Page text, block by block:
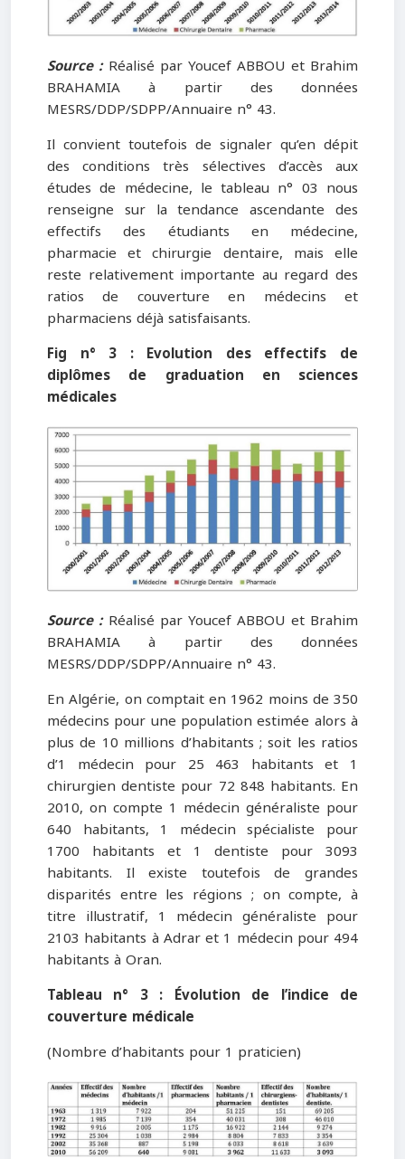
Source : Réalisé par Youcef ABBOU et Brahim
BRAHAMIA à partir des données
MESRS/DDP/SDPP/Annuaire n° 43.
Il convient toutefois de signaler qu’en dépit
des conditions très sélectives d’accès aux
études de médecine, le tableau n° 03 nous
renseigne sur la tendance ascendante des
effectifs des étudiants en médecine,
pharmacie et chirurgie dentaire, mais elle
reste relativement importante au regard des
ratios de couverture en médecins et
pharmaciens déjà satisfaisants.
Fig n° 3 : Evolution des effectifs de
diplômes de graduation en sciences
médicales
Source : Réalisé par Youcef ABBOU et Brahim
BRAHAMIA à partir des données
MESRS/DDP/SDPP/Annuaire n° 43.
En Algérie, on comptait en 1962 moins de 350
médecins pour une population estimée alors à
plus de 10 millions d’habitants ; soit les ratios
d’1 médecin pour 25 463 habitants et 1
chirurgien dentiste pour 72 848 habitants. En
2010, on compte 1 médecin généraliste pour
640 habitants, 1 médecin spécialiste pour
1700 habitants et 1 dentiste pour 3093
habitants. Il existe toutefois de grandes
disparités entre les régions ; on compte, à
titre illustratif, 1 médecin généraliste pour
2103 habitants à Adrar et 1 médecin pour 494
habitants à Oran.
Tableau n° 3 : Évolution de l’indice de
couverture médicale
(Nombre d’habitants pour 1 praticien)